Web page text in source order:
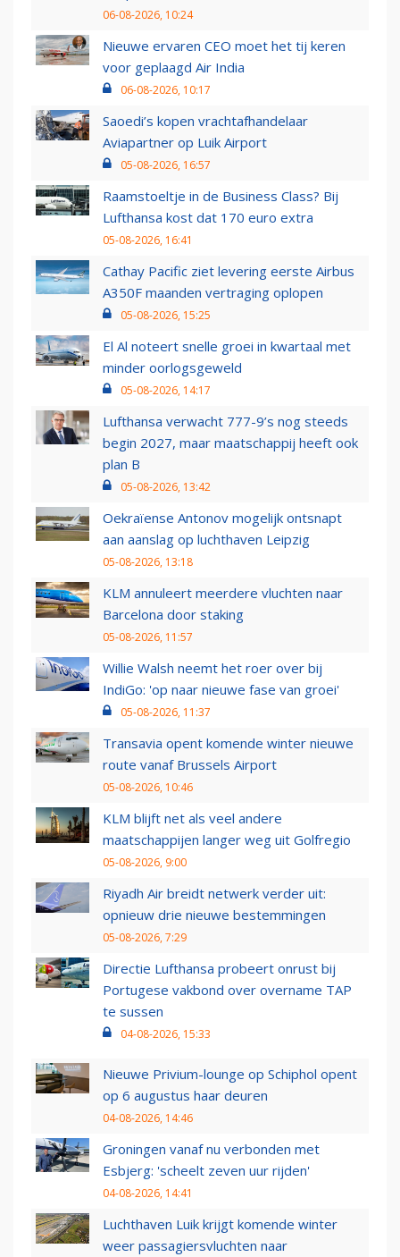
06-08-2026, 10:24
Nieuwe ervaren CEO moet het tij keren
voor geplaagd Air India
06-08-2026, 10:17
Saoedi’s kopen vrachtafhandelaar
Aviapartner op Luik Airport
05-08-2026, 16:57
Raamstoeltje in de Business Class? Bij
Lufthansa kost dat 170 euro extra
05-08-2026, 16:41
Cathay Pacific ziet levering eerste Airbus
A350F maanden vertraging oplopen
05-08-2026, 15:25
El Al noteert snelle groei in kwartaal met
minder oorlogsgeweld
05-08-2026, 14:17
Lufthansa verwacht 777-9’s nog steeds
begin 2027, maar maatschappij heeft ook
plan B
05-08-2026, 13:42
Oekraïense Antonov mogelijk ontsnapt
aan aanslag op luchthaven Leipzig
05-08-2026, 13:18
KLM annuleert meerdere vluchten naar
Barcelona door staking
05-08-2026, 11:57
Willie Walsh neemt het roer over bij
IndiGo: 'op naar nieuwe fase van groei'
05-08-2026, 11:37
Transavia opent komende winter nieuwe
route vanaf Brussels Airport
05-08-2026, 10:46
KLM blijft net als veel andere
maatschappijen langer weg uit Golfregio
05-08-2026, 9:00
Riyadh Air breidt netwerk verder uit:
opnieuw drie nieuwe bestemmingen
05-08-2026, 7:29
Directie Lufthansa probeert onrust bij
Portugese vakbond over overname TAP
te sussen
04-08-2026, 15:33
Nieuwe Privium-lounge op Schiphol opent
op 6 augustus haar deuren
04-08-2026, 14:46
Groningen vanaf nu verbonden met
Esbjerg: 'scheelt zeven uur rijden'
04-08-2026, 14:41
Luchthaven Luik krijgt komende winter
weer passagiersvluchten naar